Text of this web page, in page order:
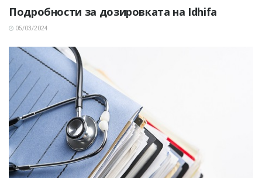
Подробности за дозировката на Idhifa
05/03/2024